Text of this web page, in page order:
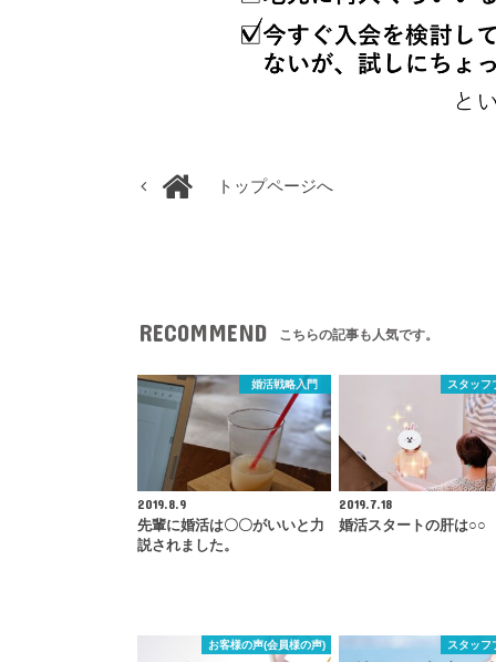
トップページへ
RECOMMEND こちらの記事も人気です。
婚活戦略入門
2019.8.9
先輩に婚活は〇〇がいいと力
説されました。
スタッフ
2019.7.18
婚活スタートの肝は○○
お客様の声(会員様の声) スタッフ